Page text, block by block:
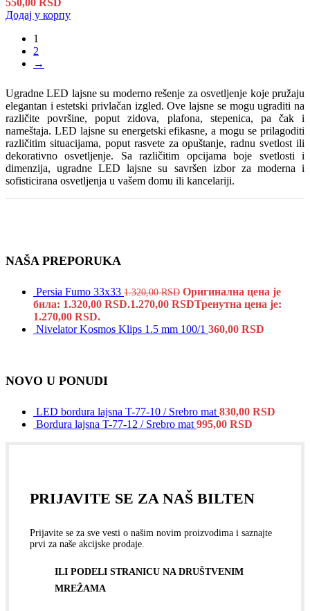
Додај у корпу
1
2
→
Ugradne LED lajsne su moderno rešenje za osvetljenje koje pružaju
elegantan i estetski privlačan izgled. Ove lajsne se mogu ugraditi na
različite površine, poput zidova, plafona, stepenica, pa čak i
nameštaja. LED lajsne su energetski efikasne, a mogu se prilagoditi
različitim situacijama, poput rasvete za opuštanje, radnu svetlost ili
dekorativno osvetljenje. Sa različitim opcijama boje svetlosti i
dimenzija, ugradne LED lajsne su savršen izbor za moderna i
sofisticirana osvetljenja u vašem domu ili kancelariji.
NAŠA PREPORUKA
Persia Fumo 33x33 1.320,00RSD Оригинална цена је
била: 1.320,00 RSD.1.270,00 RSDТренутна цена је:
1.270,00 RSD.
Nivelator Kosmos Klips 1.5 mm 100/1 360,00 RSD
NOVO U PONUDI
LED bordura lajsna T-77-10 / Srebro mat 830,00 RSD
Bordura lajsna T-77-12 / Srebro mat 995,00 RSD
PRIJAVITE SE ZA NAŠ BILTEN
Prijavite se za sve vesti o našim novim proizvodima i saznajte
prvi za naše akcijske prodaje.
ILI PODELI STRANICU NA DRUŠTVENIM
MREŽAMA